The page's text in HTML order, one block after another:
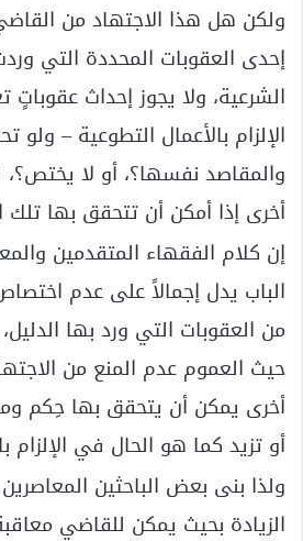
ولكن هل هذا الاجتهاد من
إحدى العقوبات المحددة التي
الشرعية، ولا يجوز إحداث عقوباتٍ
الإلزام بالأعمال التطوعية –
والمقاصد نفسها؟، أو لا
أخرى إذا أمكن أن تتحقق بها تلك
إن كلام الفقهاء المتقدمين
الباب يدل إجمالاً على عدم اختصاص
من العقوبات التي ورد بها
حيث العموم عدم المنع من
أخرى يمكن أن يتحقق بها حِكم
أو تزيد كما هو الحال في الإلزام
ولذا بنى بعض الباحثين
الزيادة بحيث يمكن للقاضي